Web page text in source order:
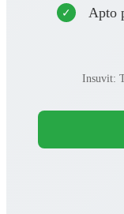
Apto
Insuvit: